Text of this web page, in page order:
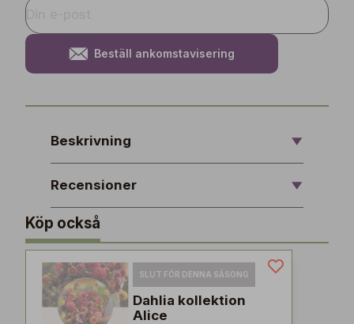
Beställ ankomstavisering
Beskrivning
Recensioner
Köp också
SLUT FÖR DENNA SÄSONG
Dahlia kollektion
Alice